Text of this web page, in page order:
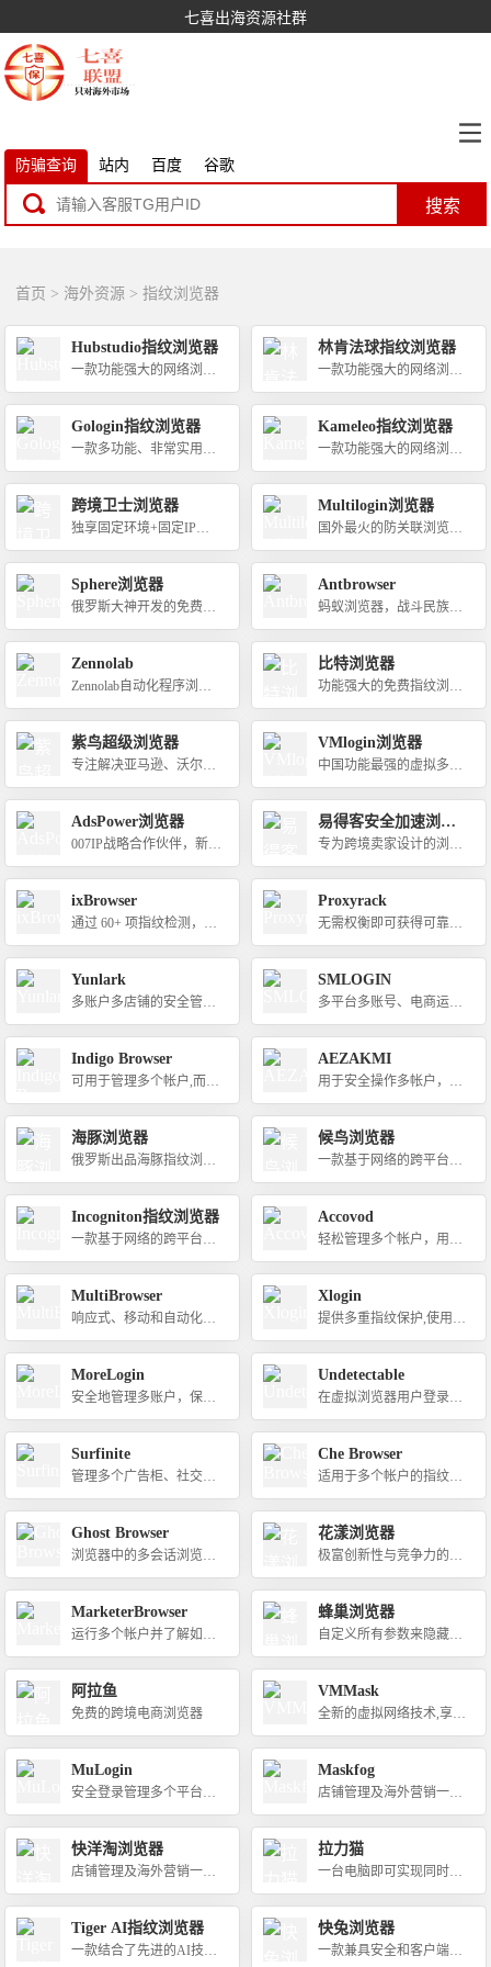
七喜出海资源社群
防骗查询 站内 百度 谷歌
搜索
首页 > 海外资源 >指纹浏览器
Hubstudio指纹浏览器
一款功能强大的网络浏览
器
林肯法球指纹浏览器
一款功能强大的网络浏览
器
Gologin指纹浏览器
一款多功能、非常实用的
网络浏览工具
Kameleo指纹浏览器
一款功能强大的网络浏览
器
跨境卫士浏览器
独享固定环境+固定IP，
解决跨境电商运营账号安
Multilogin浏览器
国外最火的防关联浏览
器，价格昂贵
Sphere浏览器
俄罗斯大神开发的免费超
级浏览器
Antbrowser
蚂蚁浏览器，战斗民族俄
罗斯出品
Zennolab
Zennolab自动化程序浏览
器
比特浏览器
功能强大的免费指纹浏览
器！
紫鸟超级浏览器
专注解决亚马逊、沃尔玛
等跨境电商多账号管理问
VMlogin浏览器
中国功能最强的虚拟多登
防关联超级浏览器
AdsPower浏览器
007IP战略合作伙伴，新用
户专属优惠码：ip007，最
易得客安全加速浏览
器
专为跨境卖家设计的浏览
器。让账号更安全，运营
ixBrowser
通过 60+ 项指纹检测，支
持所有网站平台,跨境电商
Proxyrack
无需权衡即可获得可靠、
快速且优质的代理
Yunlark
多账户多店铺的安全管理
专家
SMLOGIN
多平台多账号、电商运
营、流量变现、媒体营
Indigo Browser
可用于管理多个帐户,而不
会被检测到的多个环境窗
口的浏览器之一
AEZAKMI
用于安全操作多帐户，流
量套利，投注叉以及上下
文广告和SMM
海豚浏览器
俄罗斯出品海豚指纹浏览
器，可以管理多个Faceboo
候鸟浏览器
一款基于网络的跨平台浏
览器
Incogniton指纹浏览器
一款基于网络的跨平台浏
览器
Accovod
轻松管理多个帐户，用于
从一个窗口安全、方便地
件
MultiBrowser
响应式、移动和自动化跨
浏览器测试
Xlogin
提供多重指纹保护,使用虚
拟浏览器配置文件替换多
地方同时登录和管理多个
帐户
MoreLogin
安全地管理多账户，保护
您的 Facebook、TikTok、
Undetectable
在虚拟浏览器用户登录账
号中管理无限数量的账户
Surfinite
管理多个广告柜、社交媒
体账户、投注店和加密货
Che Browser
适用于多个帐户的指纹浏
览器，用于创建、维护多
个帐户并防止禁止
Ghost Browser
浏览器中的多会话浏览身
份和专用工作区助您轻松
花漾浏览器
极富创新性与竞争力的自
动化分身浏览器
MarketerBrowser
运行多个帐户并了解如何
停止帐户禁令
蜂巢浏览器
自定义所有参数来隐藏和
控制您的数字指纹
阿拉鱼
免费的跨境电商浏览器
VMMask
全新的虚拟网络技术,享受
安全浏览网络环境的服务
MuLogin
安全登录管理多个平台帐
号
Maskfog
店铺管理及海外营销一站
式的指纹浏览器
快洋淘浏览器
店铺管理及海外营销一站
式指纹浏览器
拉力猫
一台电脑即可实现同时多
开浏览器，立足于国内，
服务于全球用户
Tiger AI指纹浏览器
一款结合了先进的AI技术
快兔浏览器
一款兼具安全和客户端简